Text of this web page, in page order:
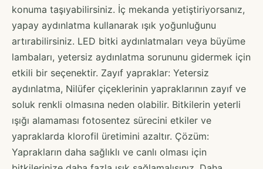
konuma taşıyabilirsiniz. İç mekanda yetiştiriyorsanız,
yapay aydınlatma kullanarak ışık yoğunluğunu
artırabilirsiniz. LED bitki aydınlatmaları veya büyüme
lambaları, yetersiz aydınlatma sorununu gidermek için
etkili bir seçenektir. Zayıf yapraklar: Yetersiz
aydınlatma, Nilüfer çiçeklerinin yapraklarının zayıf ve
soluk renkli olmasına neden olabilir. Bitkilerin yeterli
ışığı alamaması fotosentez sürecini etkiler ve
yapraklarda klorofil üretimini azaltır. Çözüm:
Yaprakların daha sağlıklı ve canlı olması için